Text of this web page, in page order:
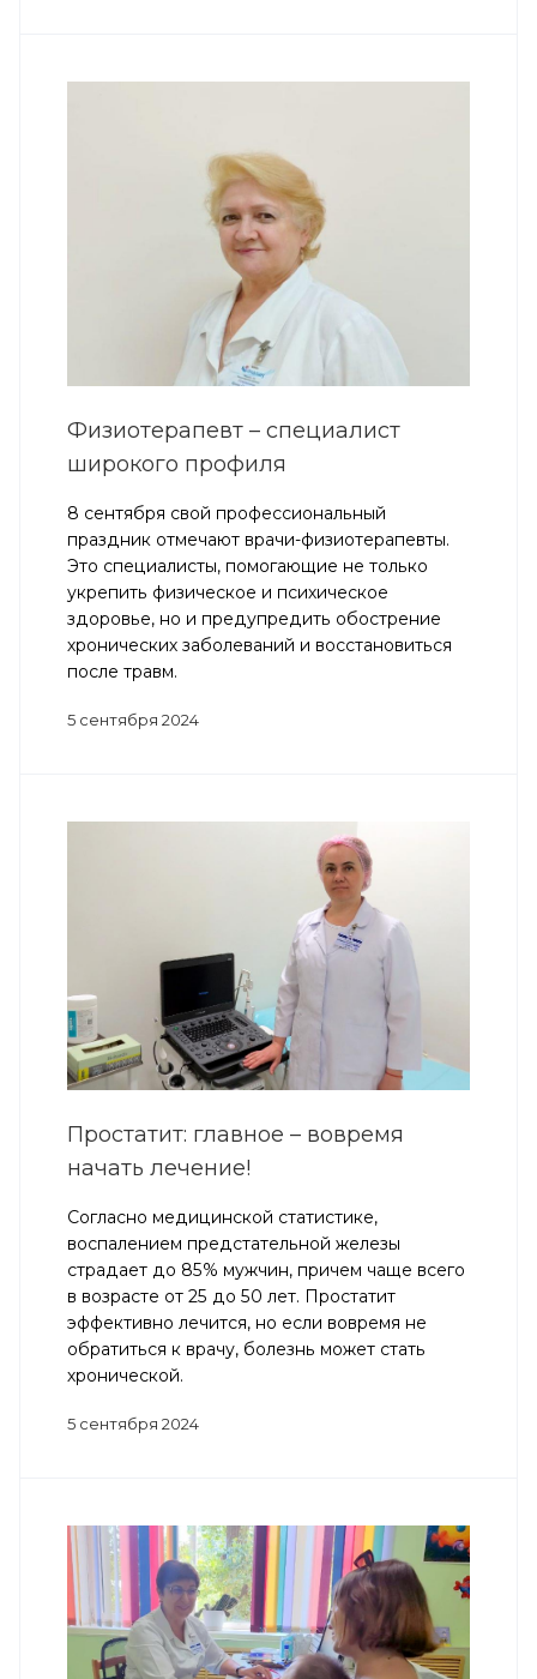
Физиотерапевт – специалист
широкого профиля
8 сентября свой профессиональный
праздник отмечают врачи-физиотерапевты.
Это специалисты, помогающие не только
укрепить физическое и психическое
здоровье, но и предупредить обострение
хронических заболеваний и восстановиться
после травм.
5 сентября 2024
Простатит: главное – вовремя
начать лечение!
Согласно медицинской статистике,
воспалением предстательной железы
страдает до 85% мужчин, причем чаще всего
в возрасте от 25 до 50 лет. Простатит
эффективно лечится, но если вовремя не
обратиться к врачу, болезнь может стать
хронической.
5 сентября 2024